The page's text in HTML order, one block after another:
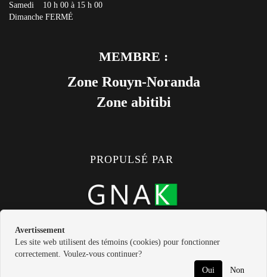
Samedi
10 h 00 à 15 h 00
Dimanche FERMÉ
MEMBRE :
Zone Rouyn-Noranda
Zone abitibi
PROPULSÉ PAR
Avertissement
Les site web utilisent des témoins (cookies) pour fonctionner
correctement. Voulez-vous continuer?
Oui
Non